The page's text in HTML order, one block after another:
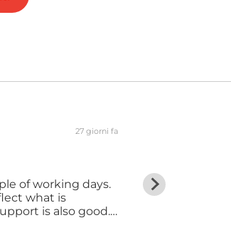
27 giorni fa
of working days.
what is
is also good. I
Ottima